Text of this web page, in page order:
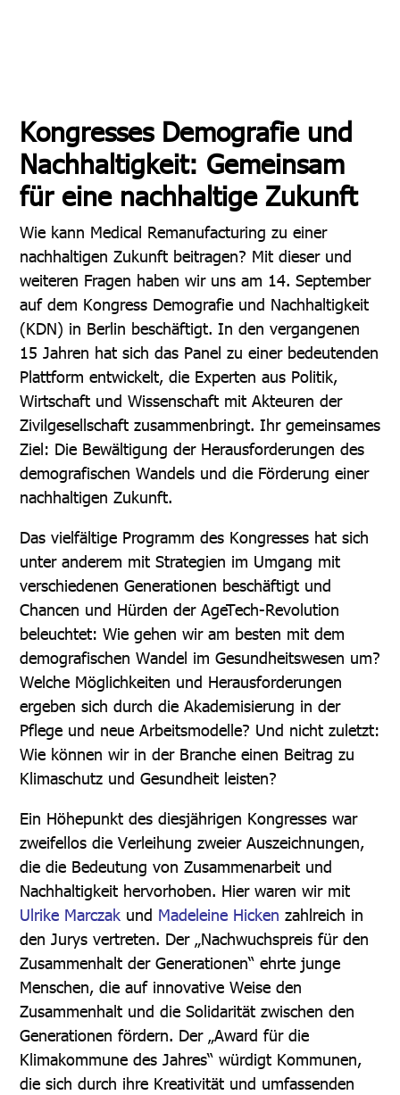
Kongresses Demografie und
Nachhaltigkeit: Gemeinsam
für eine nachhaltige Zukunft
Wie kann Medical Remanufacturing zu einer
nachhaltigen Zukunft beitragen? Mit dieser und
weiteren Fragen haben wir uns am 14. September
auf dem Kongress Demografie und Nachhaltigkeit
(KDN) in Berlin beschäftigt. In den vergangenen
15 Jahren hat sich das Panel zu einer bedeutenden
Plattform entwickelt, die Experten aus Politik,
Wirtschaft und Wissenschaft mit Akteuren der
Zivilgesellschaft zusammenbringt. Ihr gemeinsames
Ziel: Die Bewältigung der Herausforderungen des
demografischen Wandels und die Förderung einer
nachhaltigen Zukunft.
Das vielfältige Programm des Kongresses hat sich
unter anderem mit Strategien im Umgang mit
verschiedenen Generationen beschäftigt und
Chancen und Hürden der AgeTech-Revolution
beleuchtet: Wie gehen wir am besten mit dem
demografischen Wandel im Gesundheitswesen um?
Welche Möglichkeiten und Herausforderungen
ergeben sich durch die Akademisierung in der
Pflege und neue Arbeitsmodelle? Und nicht zuletzt:
Wie können wir in der Branche einen Beitrag zu
Klimaschutz und Gesundheit leisten?
Ein Höhepunkt des diesjährigen Kongresses war
zweifellos die Verleihung zweier Auszeichnungen,
die die Bedeutung von Zusammenarbeit und
Nachhaltigkeit hervorhoben. Hier waren wir mit
Ulrike Marczakund Madeleine Hicken zahlreich in
den Jurys vertreten. Der „Nachwuchspreis für den
Zusammenhalt der Generationen“ ehrte junge
Menschen, die auf innovative Weise den
Zusammenhalt und die Solidarität zwischen den
Generationen fördern. Der „Award für die
Klimakommune des Jahres“ würdigt Kommunen,
die sich durch ihre Kreativität und umfassenden